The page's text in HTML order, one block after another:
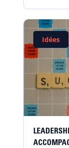
Idées